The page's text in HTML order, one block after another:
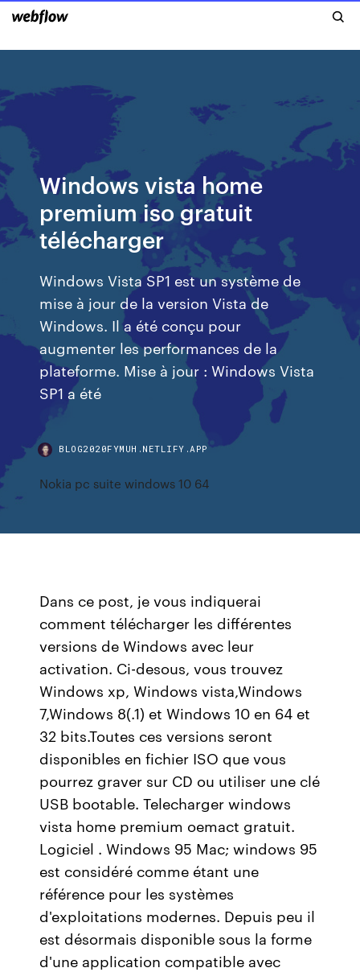
Windows vista home
premium iso gratuit
télécharger
Windows Vista SP1 est un système de
mise à jour de la version Vista de
Windows. Il a été conçu pour
augmenter les performances de la
plateforme. Mise à jour : Windows Vista
SP1 a été
BLOG2020FYMUH.NETLIFY.APP
Nokia pc suite windows 10 64
Dans ce post, je vous indiquerai
comment télécharger les différentes
versions de Windows avec leur
activation. Ci-desous, vous trouvez
Windows xp, Windows vista,Windows
7,Windows 8(.1) et Windows 10 en 64 et
32 bits.Toutes ces versions seront
disponibles en fichier ISO que vous
pourrez graver sur CD ou utiliser une clé
USB bootable. Telecharger windows
vista home premium oemact gratuit.
Logiciel . Windows 95 Mac; windows 95
est considéré comme étant une
référence pour les systèmes
d'exploitations modernes. Depuis peu il
est désormais disponible sous la forme
d'une application compatible avec